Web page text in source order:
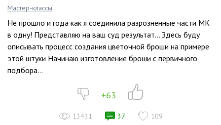
Мастер-классы
Не прошло и года как я соединила разрозненные части МК
в одну! Представляю на ваш суд результат… Здесь буду
описывать процесс создания цветочной броши на примере
этой штуки Начинаю изготовление броши с первичного
подбора...
+63
13431 37 109